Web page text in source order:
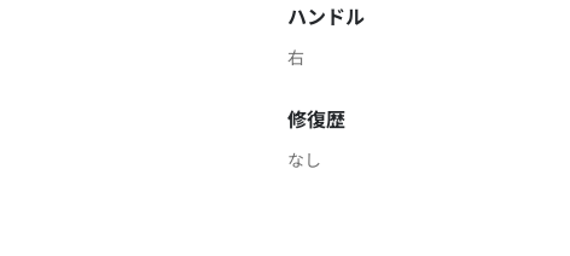
ハンドル
右
修復歴
なし